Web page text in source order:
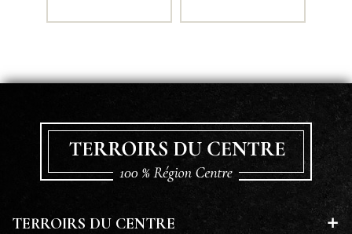
TERROIRS DU CENTRE